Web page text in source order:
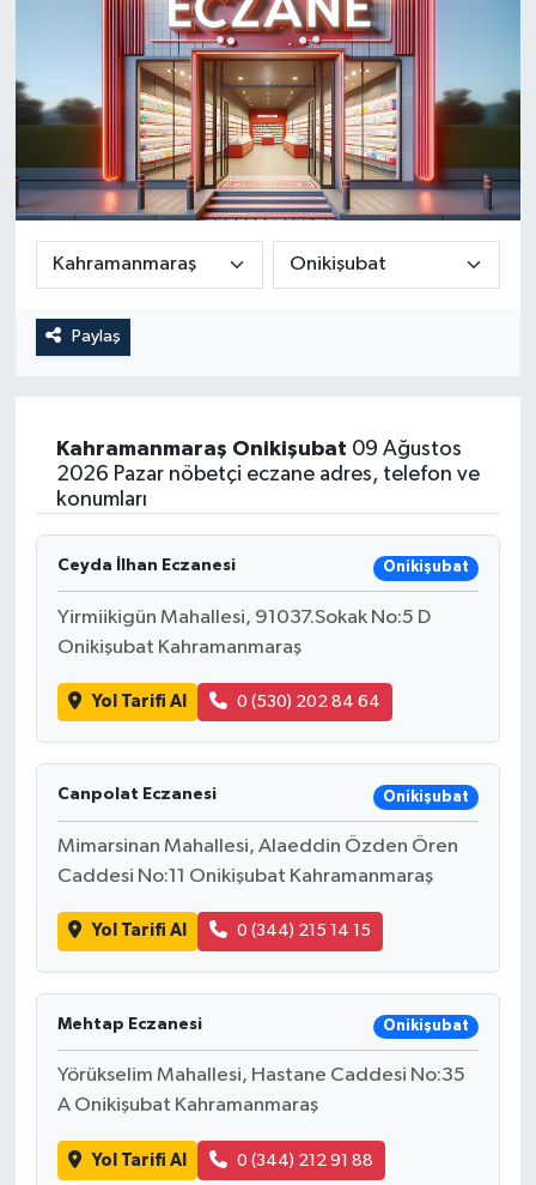
Paylaş
Kahramanmaraş Onikişubat 09 Ağustos
2026 Pazar nöbetçi eczane adres, telefon ve
konumları
Ceyda İlhan Eczanesi Onikişubat
Yirmiikigün Mahallesi, 91037.Sokak No:5 D
Onikişubat Kahramanmaraş
Yol Tarifi Al 0 (530) 202 84 64
Canpolat Eczanesi Onikişubat
Mimarsinan Mahallesi, Alaeddin Özden Ören
Caddesi No:11 Onikişubat Kahramanmaraş
Yol Tarifi Al 0 (344) 215 14 15
Mehtap Eczanesi Onikişubat
Yörükselim Mahallesi, Hastane Caddesi No:35
A Onikişubat Kahramanmaraş
Yol Tarifi Al 0 (344) 212 91 88